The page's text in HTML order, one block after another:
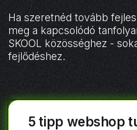
Ha szeretnéd tovább
meg a kapcsolódó
SKOOL közösséghez -
fejlődéshez.
5 tipp webshop